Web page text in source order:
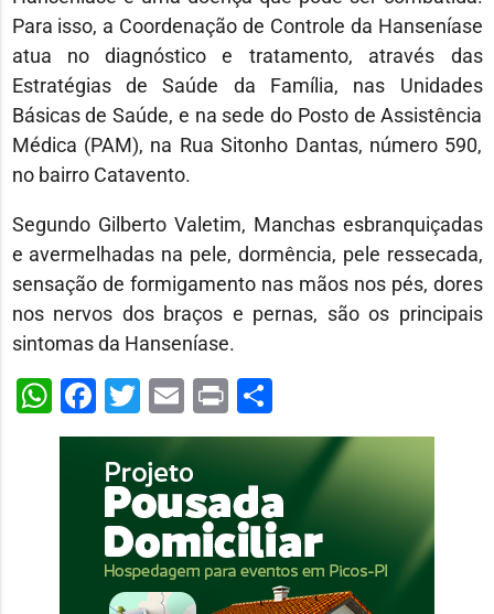
Para isso, a Coordenação de Controle da Hanseníase
atua no diagnóstico e tratamento, através das
Estratégias de Saúde da Família, nas Unidades
Básicas de Saúde, e na sede do Posto de Assistência
Médica (PAM), na Rua Sitonho Dantas, número 590,
no bairro Catavento.
Segundo Gilberto Valetim, Manchas esbranquiçadas
e avermelhadas na pele, dormência, pele ressecada,
sensação de formigamento nas mãos nos pés, dores
nos nervos dos braços e pernas, são os principais
sintomas da Hanseníase.
WhatsApp
Facebook
Twitter
Email
PrintShare